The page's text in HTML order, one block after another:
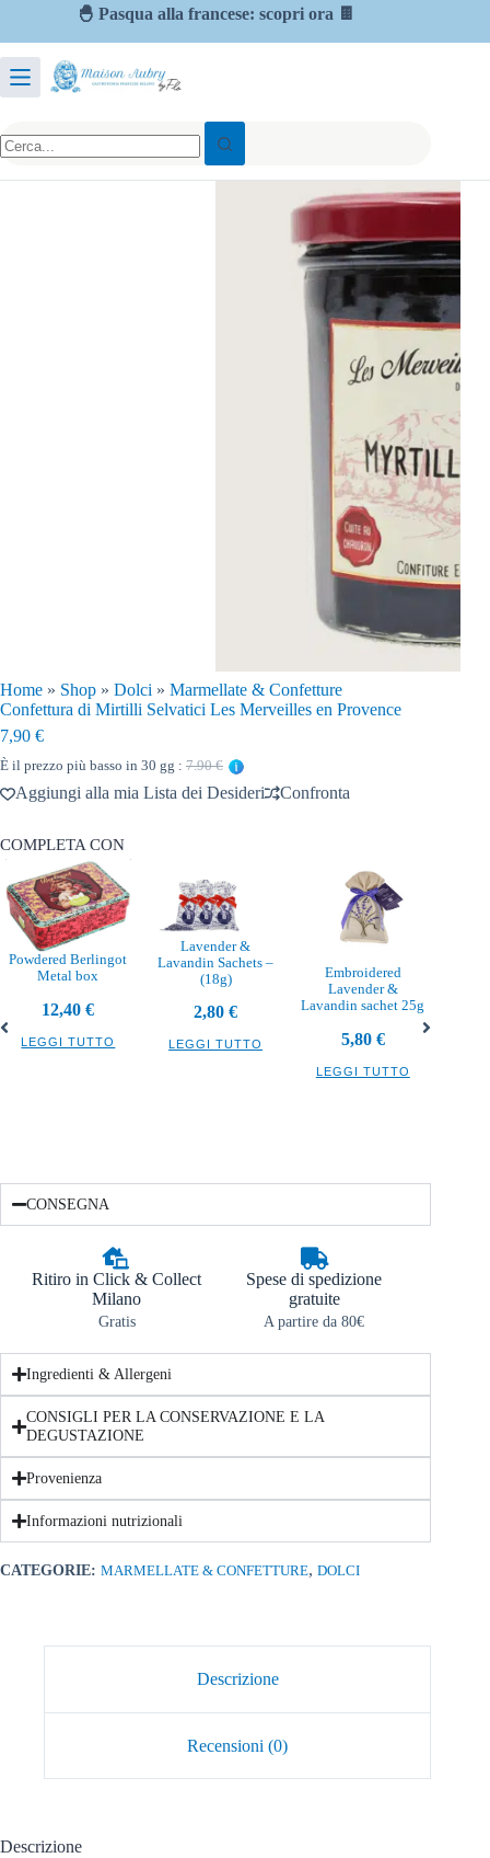
🐣 Pasqua alla francese: scopri ora 🍫
Home » Shop » Dolci » Marmellate & Confetture
Confettura di Mirtilli Selvatici Les Merveilles en Provence
7,90 €
È il prezzo più basso in 30 gg : 7.90 €
Aggiungi alla mia Lista dei Desideri Confronta
COMPLETA CON
Powdered Berlingot
Metal box
12,40€
LEGGI TUTTO
Lavender &
Lavandin Sachets –
(18g)
2,80€
LEGGI TUTTO
Embroidered
Lavender &
Lavandin sachet 25g
5,80 €
LEGGI TUTTO
CONSEGNA
Ritiro in Click & Collect
Milano
Gratis
Spese di spedizione
gratuite
A partire da 80€
Ingredienti & Allergeni
CONSIGLI PER LA CONSERVAZIONE E LA
DEGUSTAZIONE
Provenienza
Informazioni nutrizionali
CATEGORIE: MARMELLATE & CONFETTURE, DOLCI
Descrizione
Recensioni (0)
Descrizione